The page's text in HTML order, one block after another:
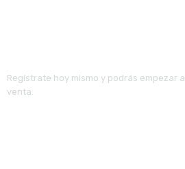
Regístrate hoy mismo y podrás empezar
venta.